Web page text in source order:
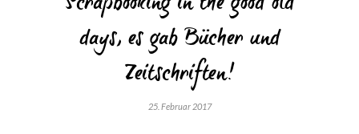
days, es gab Bücher und
Zeitschriften!
25. Februar 2017